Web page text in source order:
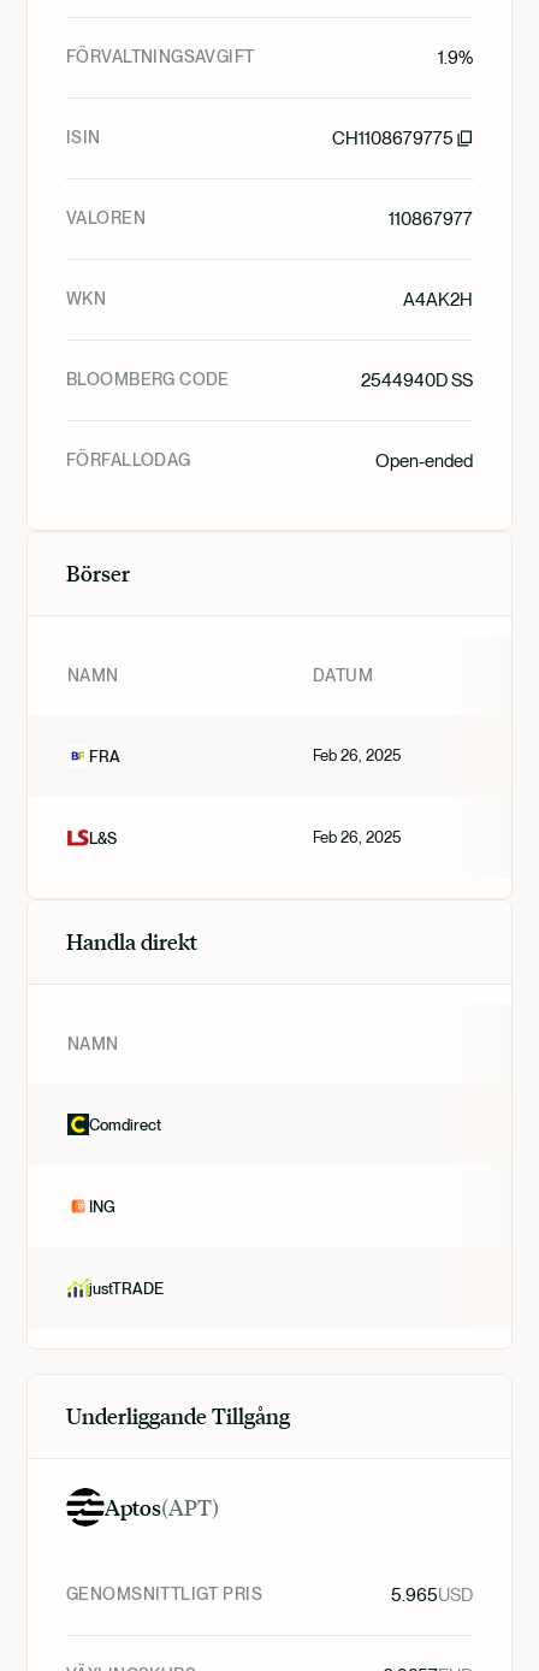
FÖRVALTNINGSAVGIFT 1.9%
ISIN CH1108679775
VALOREN 110867977
WKN A4AK2H
BLOOMBERG CODE 2544940D SS
FÖRFALLODAG Open-ended
Börser
NAMN DATUM
FRA Feb 26, 2025
L&S Feb 26, 2025
Handla direkt
NAMN
Comdirect
ING
justTRADE
Underliggande Tillgång
Aptos(APT)
GENOMSNITTLIGT PRIS 5.965USD